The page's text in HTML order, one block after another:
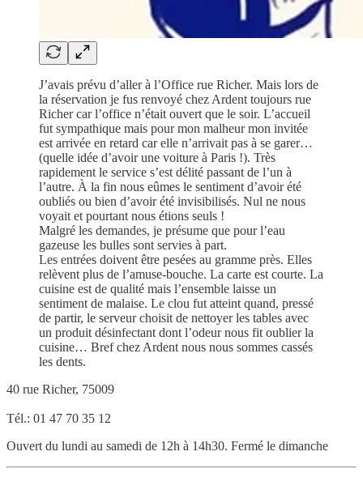
J’avais prévu d’aller à l’Office rue Richer. Mais lors de
la réservation je fus renvoyé chez Ardent toujours rue
Richer car l’office n’était ouvert que le soir. L’accueil
fut sympathique mais pour mon malheur mon invitée
est arrivée en retard car elle n’arrivait pas à se garer…
(quelle idée d’avoir une voiture à Paris !). Très
rapidement le service s’est délité passant de l’un à
l’autre. À la fin nous eûmes le sentiment d’avoir été
oubliés ou bien d’avoir été invisibilisés. Nul ne nous
voyait et pourtant nous étions seuls !
Malgré les demandes, je présume que pour l’eau
gazeuse les bulles sont servies à part.
Les entrées doivent être pesées au gramme près. Elles
relèvent plus de l’amuse-bouche. La carte est courte. La
cuisine est de qualité mais l’ensemble laisse un
sentiment de malaise. Le clou fut atteint quand, pressé
de partir, le serveur choisit de nettoyer les tables avec
un produit désinfectant dont l’odeur nous fit oublier la
cuisine… Bref chez Ardent nous nous sommes cassés
les dents.
40 rue Richer, 75009
Tél.: 01 47 70 35 12
Ouvert du lundi au samedi de 12h à 14h30. Fermé le dimanche